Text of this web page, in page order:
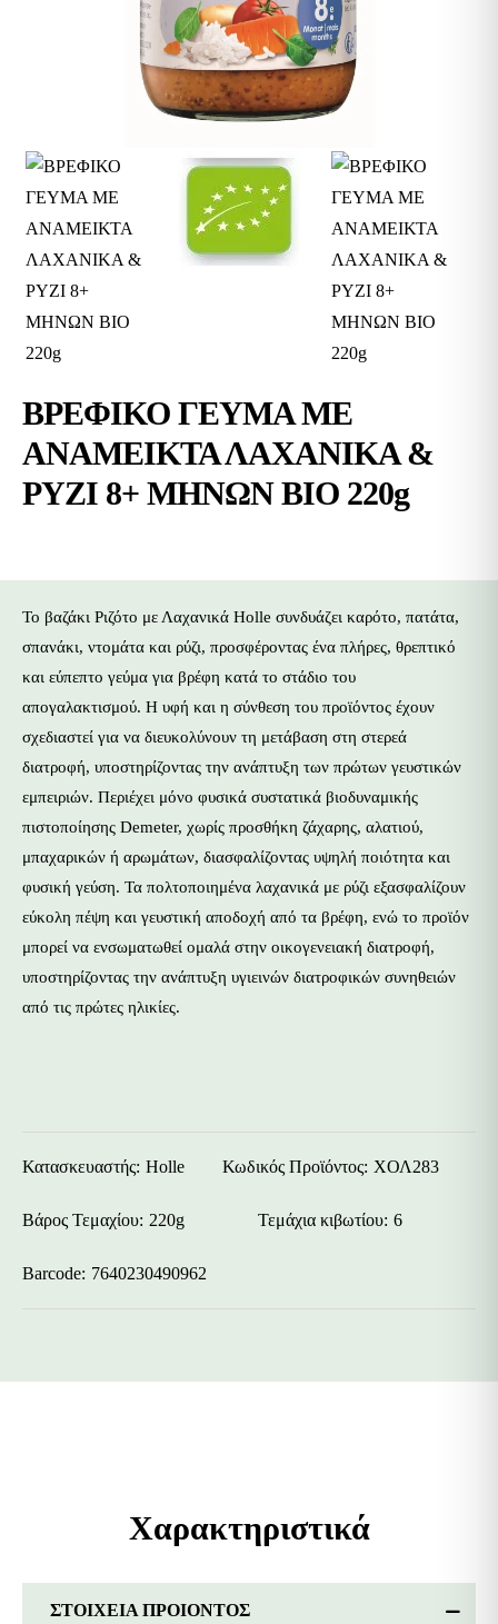
ΒΡΕΦΙΚΟ ΓΕΥΜΑ ΜΕ
ΑΝΑΜΕΙΚΤΑ ΛΑΧΑΝΙΚΑ &
ΡΥΖΙ 8+ ΜΗΝΩΝ ΒΙΟ 220g
Κατασκευαστής: Holle Κωδικός Προϊόντος: ΧΟΛ283
Βάρος Τεμαχίου 220g Τεμάχια κιβωτίου 6
Barcode 7640230490962
Το βαζάκι Ριζότο με Λαχανικά Holle συνδυάζει καρότο, πατάτα,
σπανάκι, ντομάτα και ρύζι, προσφέροντας ένα πλήρες, θρεπτικό
και εύπεπτο γεύμα για βρέφη κατά το στάδιο του
απογαλακτισμού. Η υφή και η σύνθεση του προϊόντος έχουν
σχεδιαστεί για να διευκολύνουν τη μετάβαση στη στερεά
διατροφή, υποστηρίζοντας την ανάπτυξη των πρώτων γευστικών
εμπειριών. Περιέχει μόνο φυσικά συστατικά βιοδυναμικής
πιστοποίησης Demeter, χωρίς προσθήκη ζάχαρης, αλατιού,
μπαχαρικών ή αρωμάτων, διασφαλίζοντας υψηλή ποιότητα και
φυσική γεύση. Τα πολτοποιημένα λαχανικά με ρύζι εξασφαλίζουν
εύκολη πέψη και γευστική αποδοχή από τα βρέφη, ενώ το προϊόν
μπορεί να ενσωματωθεί ομαλά στην οικογενειακή διατροφή,
υποστηρίζοντας την ανάπτυξη υγιεινών διατροφικών συνηθειών
από τις πρώτες ηλικίες.
Χαρακτηριστικά
ΣΤΟΙΧΕΙΑ ΠΡΟΙΟΝΤΟΣ